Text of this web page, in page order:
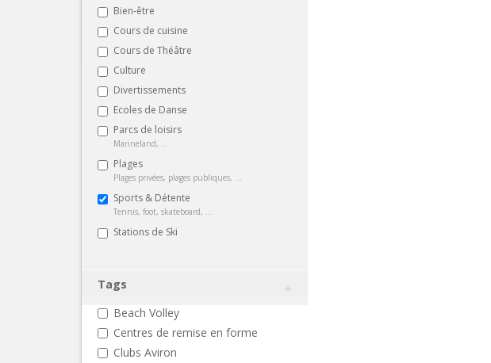
Bien-être
Cours de cuisine
Cours de Théâtre
Culture
Divertissements
Ecoles de Danse
Parcs de loisirs
Marineland, ...
Plages
Plages privées, plages publiques, ...
Sports & Détente
Tennis, foot, skateboard, ...
Stations de Ski
Tags
Beach Volley
Centres de remise en forme
Clubs Aviron